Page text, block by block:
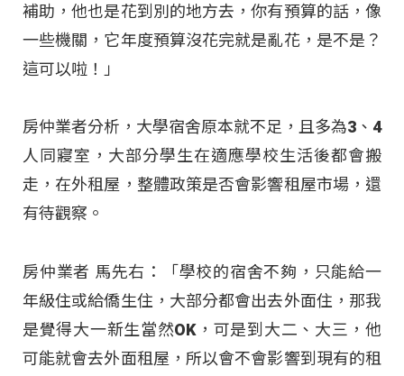
補助，他也是花到別的地方去，你有預算的話，像
一些機關，它年度預算沒花完就是亂花，是不是？
這可以啦！」
房仲業者分析，大學宿舍原本就不足，且多為3、4
人同寢室，大部分學生在適應學校生活後都會搬
走，在外租屋，整體政策是否會影響租屋市場，還
有待觀察。
房仲業者 馬先右：「學校的宿舍不夠，只能給一
年級住或給僑生住，大部分都會出去外面住，那我
是覺得大一新生當然OK，可是到大二、大三，他
可能就會去外面租屋，所以會不會影響到現有的租